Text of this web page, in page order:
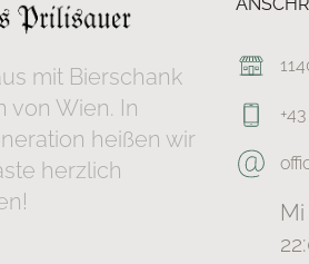
mit Bierschank
von Wien. In
heißen wir
herzlich